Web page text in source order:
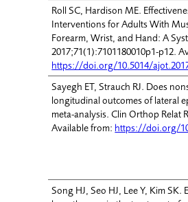
Roll SC, Hardison ME.
Interventions for Adults With
Forearm, Wrist, and Hand: A
2017;71(1):7101180010p1-p12.
https://doi.org/10.5014/
Sayegh ET, Strauch RJ. Does
longitudinal outcomes of lateral
meta-analysis. Clin Orthop Relat
Available from: https://doi.org/
Song HJ, Seo HJ, Lee Y, Kim